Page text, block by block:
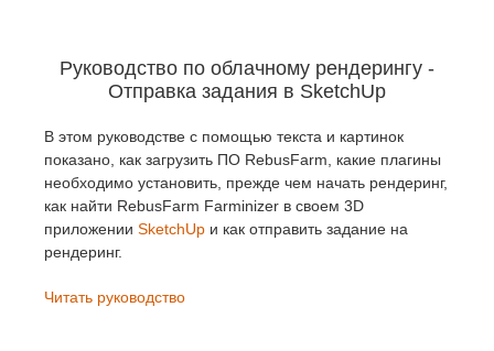
Руководство по облачному рендерингу -
Отправка задания в SketchUp
В этом руководстве с помощью текста и картинок
показано, как загрузить ПО RebusFarm, какие плагины
необходимо установить, прежде чем начать рендеринг,
как найти RebusFarm Farminizer в своем 3D
приложении SketchUp и как отправить задание на
рендеринг.
Читать руководство